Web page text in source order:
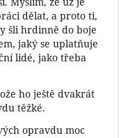
dělat, a proto ti,
šli hrdinně do boje
jaký se uplatňuje
lidé, jako třeba
ho ještě dvakrát
těžké.
opravdu moc